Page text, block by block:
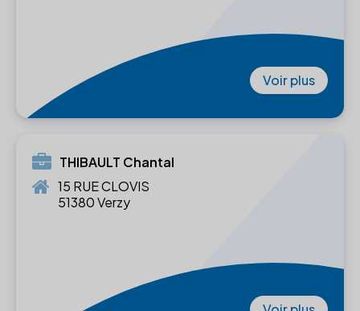
Voir plus
THIBAULT Chantal
15 RUE CLOVIS
51380 Verzy